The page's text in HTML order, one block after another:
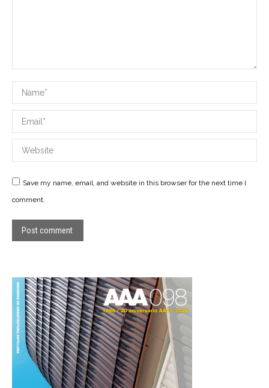
Name *
Email *
Website
Save my name, email, and website in this browser for the next time I
comment.
Post comment